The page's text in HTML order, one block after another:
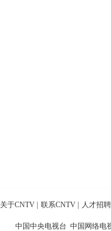
关于CNTV 联系CNTV 人才招聘
中国中央电视台 中国网络电